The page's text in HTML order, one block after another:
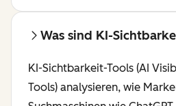
Was sind KI-
KI-Sichtbarkeit-Tools (AI
Tools) analysieren, wie